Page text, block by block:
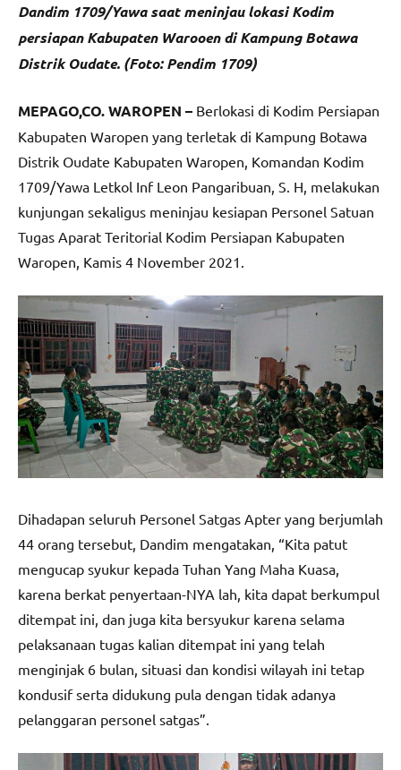
Dandim 1709/Yawa saat meninjau lokasi Kodim
persiapan Kabupaten Warooen di Kampung Botawa
Distrik Oudate. (Foto: Pendim 1709)
MEPAGO,CO. WAROPEN – Berlokasi di Kodim Persiapan
Kabupaten Waropen yang terletak di Kampung Botawa
Distrik Oudate Kabupaten Waropen, Komandan Kodim
1709/Yawa Letkol Inf Leon Pangaribuan, S. H, melakukan
kunjungan sekaligus meninjau kesiapan Personel Satuan
Tugas Aparat Teritorial Kodim Persiapan Kabupaten
Waropen, Kamis 4 November 2021.
Dihadapan seluruh Personel Satgas Apter yang berjumlah
44 orang tersebut, Dandim mengatakan, “Kita patut
mengucap syukur kepada Tuhan Yang Maha Kuasa,
karena berkat penyertaan-NYA lah, kita dapat berkumpul
ditempat ini, dan juga kita bersyukur karena selama
pelaksanaan tugas kalian ditempat ini yang telah
menginjak 6 bulan, situasi dan kondisi wilayah ini tetap
kondusif serta didukung pula dengan tidak adanya
pelanggaran personel satgas”.